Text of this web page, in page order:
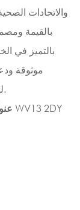
والاتحادات
بالقيمة
بالتميز في
موثوقة
لتصوير الأسنان في جميع أنحاء المملكة المتحدة.
51 شارع والسال ويلينهول ويست ميدلاندز WV13 2DY